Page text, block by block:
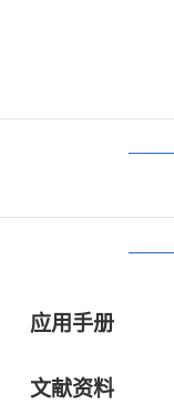
应用手册
文献资料